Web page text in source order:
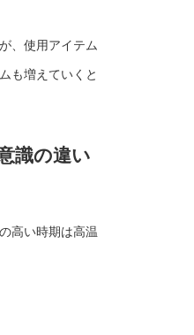
、使用アイテム
も増えていくと
識の違い
高い時期は高温